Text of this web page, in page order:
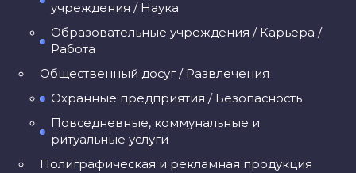
учреждения / Наука
Образовательные учреждения / Карьера /
Работа
Общественный досуг / Развлечения
Охранные предприятия / Безопасность
Повседневные, коммунальные и
ритуальные услуги
Полиграфическая и рекламная продукция